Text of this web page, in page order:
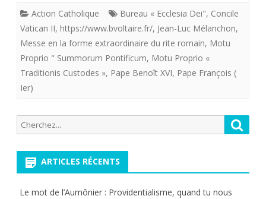
la
messe,
est
résolument
pape
François
fidèles
traditionalistes
Action Catholique Bureau « Ecclesia Dei", Concile
Vatican II, https://www.bvoltaire.fr/, Jean-Luc Mélanchon,
Messe en la forme extraordinaire du rite romain, Motu
Proprio " Summorum Pontificum, Motu Proprio «
Traditionis Custodes », Pape Benoît XVI, Pape François (
Ier)
Recherche
pour:
ARTICLES RÉCENTS
Le mot de l’Aumônier : Providentialisme, quand tu nous